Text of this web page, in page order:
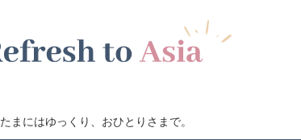
たまにはゆっくり、おひとりさまで。